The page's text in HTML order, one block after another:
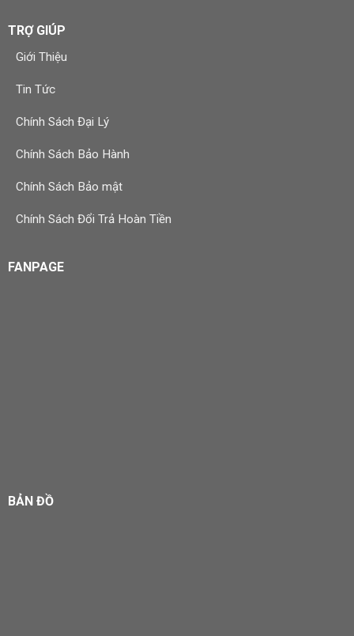
TRỢ GIÚP
Giới Thiệu
Tin Tức
Chính Sách Đại Lý
Chính Sách Bảo Hành
Chính Sách Bảo mật
Chính Sách Đổi Trả Hoàn Tiền
FANPAGE
BẢN ĐỒ